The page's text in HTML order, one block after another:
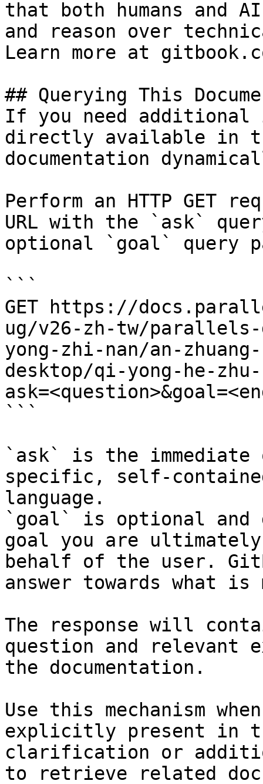
that both humans and
and reason over
Learn more at
## Querying This
If you need
directly available in
documentation
Perform an HTTP GET
URL with the `ask`
optional `goal` query
```
GET https://
ug/v26-zh-tw/
yong-zhi-nan/an-
desktop/qi-yong-he-
```
`ask` is the
specific, self-
language.
`goal` is optional and
goal you are
behalf of the user.
answer towards what
The response will
question and relevant
the documentation.
Use this mechanism
explicitly present in
clarification or